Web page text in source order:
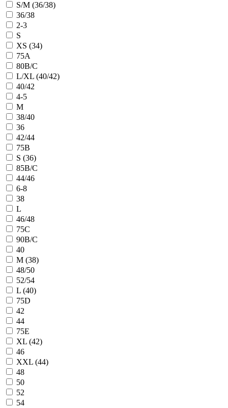
S/M (36/38)
36/38
2-3
S
XS (34)
75A
80B/C
L/XL (40/42)
40/42
4-5
M
38/40
36
42/44
75B
S (36)
85B/C
44/46
6-8
38
L
46/48
75C
90B/C
40
M (38)
48/50
52/54
L (40)
75D
42
44
75E
XL (42)
46
XXL (44)
48
50
52
54